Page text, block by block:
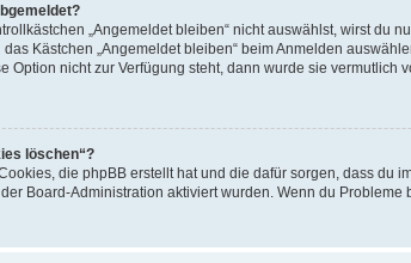
„Angemeldet bleiben“ nicht auswählst, wirst
Kästchen „Angemeldet bleiben“ beim Anmelden
Option nicht zur Verfügung steht, dann wurde sie vermutlich
löschen“?
die phpBB erstellt hat und die dafür sorgen, dass
der Board-Administration aktiviert wurden. Wenn du